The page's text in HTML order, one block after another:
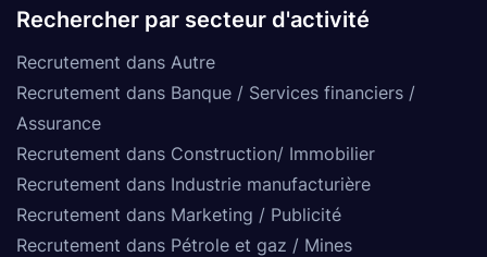
Rechercher par secteur d'activité
Recrutement dans Autre
Recrutement dans Banque / Services financiers /
Assurance
Recrutement dans Construction/ Immobilier
Recrutement dans Industrie manufacturière
Recrutement dans Marketing / Publicité
Recrutement dans Pétrole et gaz / Mines